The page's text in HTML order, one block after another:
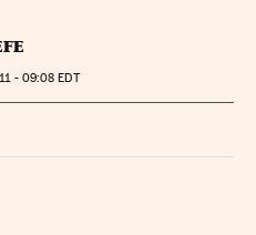
- 09:08 EDT
Sociales